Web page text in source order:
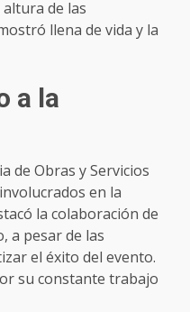
de las
llena de vida y la
a la
de Obras y Servicios
en la
la colaboración de
a pesar de las
el éxito del evento.
su constante trabajo